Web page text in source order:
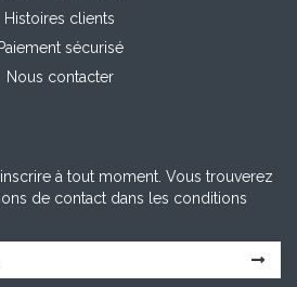
Histoires clients
Paiement sécurisé
Nous contacter
à tout moment. Vous trouverez
de contact dans les conditions